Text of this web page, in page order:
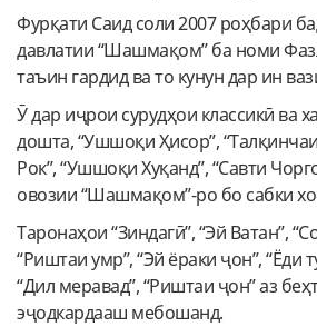
Фурқати Саид соли 2007 роҳбари
давлатии “Шашмақом” ба номи
таъин гардид ва то кунун дар ин
Ӯ дар иҷрои сурудҳои классикӣ ва
дошта, “Ушшоқи Ҳисор”,
Рок”, “Ушшоқи Хуқанд”, “Савти
овозии “Шашмақом”-ро бо сабки
Таронаҳои “Зиндагӣ”, “Эй Ватан”,
“Риштаи умр”, “Эй ёраки ҷон”, “Ёди
“Дил меравад”, “Риштаи ҷон” аз
эҷодкардааш мебошанд.